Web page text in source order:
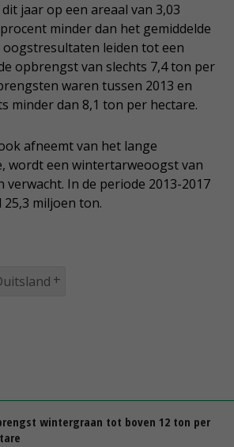
jaar op een areaal van 3,03
minder dan het gemiddelde
oogstresultaten leiden tot een
opbrengst van slechts 7,4 ton per
waren tussen 2013 en
minder dan 8,1 ton per hectare.
afneemt van het lange
wordt een wintertarweoogst van
verwacht. In de periode 2013-2017
miljoen ton.
wintergraan tot boven 12 ton per